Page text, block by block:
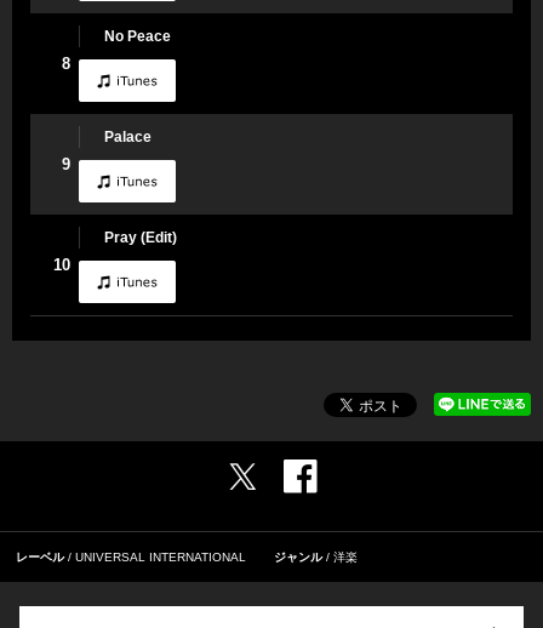
8
No Peace
9
Palace
10
Pray (Edit)
レーベル UNIVERSAL INTERNATIONAL ジャンル 洋楽